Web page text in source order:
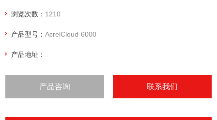
浏览次数： 1210
产品型号：AcrelCloud-6000
产品地址：
产品咨询 联系我们